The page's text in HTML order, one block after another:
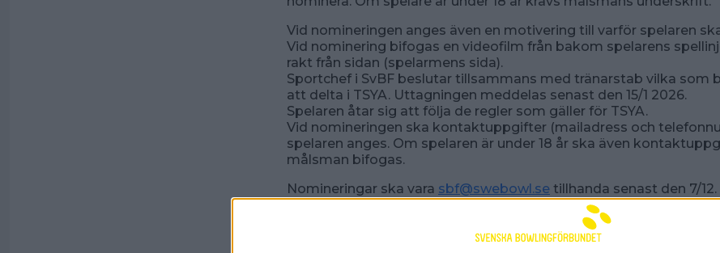
Vid nomineringen anges även en motivering till varför spelaren
Vid nominering bifogas en videofilm från bakom spelarens
rakt från sidan (spelarmens sida).
Sportchef i SvBF beslutar tillsammans med tränarstab vilka som
att delta i TSYA. Uttagningen meddelas senast den 15/1 2026.
Spelaren åtar sig att följa de regler som gäller för TSYA.
Vid nomineringen ska kontaktuppgifter (mailadress och
spelaren anges. Om spelaren är under 18 år ska även
målsman bifogas.
Nomineringar ska vara sbf@swebowl.se tillhanda senast den 7/12.
Använd bifogat nomineringsdokument som ska vara fullständigt